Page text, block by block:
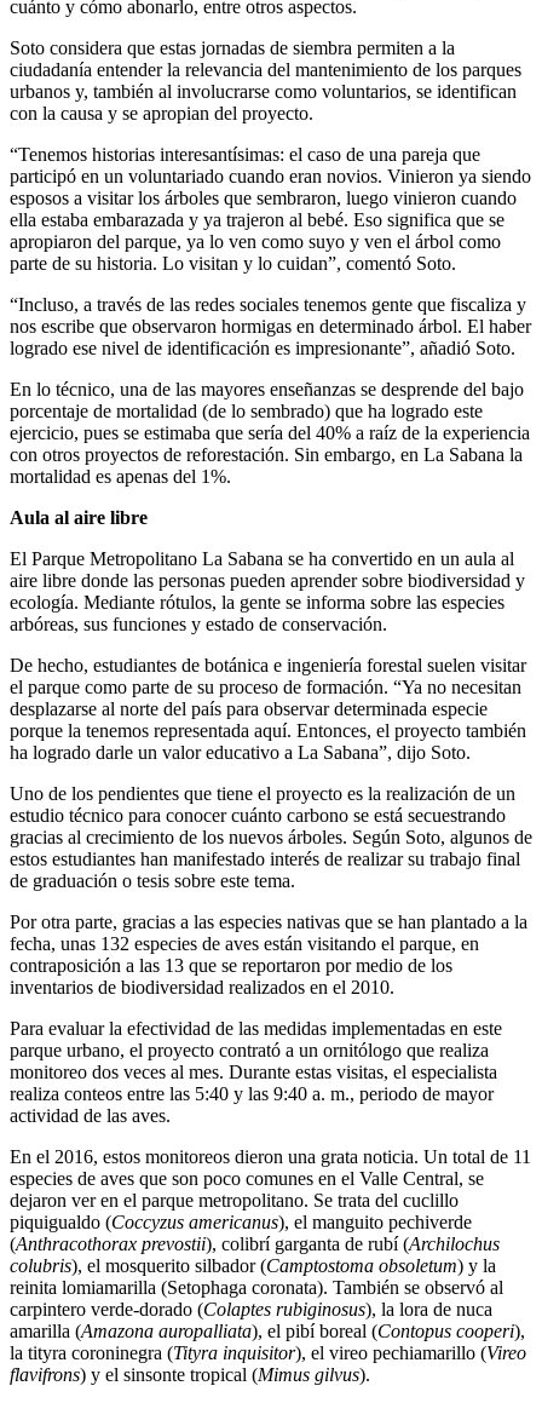
cuánto y cómo abonarlo, entre otros aspectos.
Soto considera que estas jornadas de siembra permiten a la
ciudadanía entender la relevancia del mantenimiento de los parques
urbanos y, también al involucrarse como voluntarios, se identifican
con la causa y se apropian del proyecto.
“Tenemos historias interesantísimas: el caso de una pareja que
participó en un voluntariado cuando eran novios. Vinieron ya siendo
esposos a visitar los árboles que sembraron, luego vinieron cuando
ella estaba embarazada y ya trajeron al bebé. Eso significa que se
apropiaron del parque, ya lo ven como suyo y ven el árbol como
parte de su historia. Lo visitan y lo cuidan”, comentó Soto.
“Incluso, a través de las redes sociales tenemos gente que fiscaliza y
nos escribe que observaron hormigas en determinado árbol. El haber
logrado ese nivel de identificación es impresionante”, añadió Soto.
En lo técnico, una de las mayores enseñanzas se desprende del bajo
porcentaje de mortalidad (de lo sembrado) que ha logrado este
ejercicio, pues se estimaba que sería del 40% a raíz de la experiencia
con otros proyectos de reforestación. Sin embargo, en La Sabana la
mortalidad es apenas del 1%.
Aula al aire libre
El Parque Metropolitano La Sabana se ha convertido en un aula al
aire libre donde las personas pueden aprender sobre biodiversidad y
ecología. Mediante rótulos, la gente se informa sobre las especies
arbóreas, sus funciones y estado de conservación.
De hecho, estudiantes de botánica e ingeniería forestal suelen visitar
el parque como parte de su proceso de formación. “Ya no necesitan
desplazarse al norte del país para observar determinada especie
porque la tenemos representada aquí. Entonces, el proyecto también
ha logrado darle un valor educativo a La Sabana”, dijo Soto.
Uno de los pendientes que tiene el proyecto es la realización de un
estudio técnico para conocer cuánto carbono se está secuestrando
gracias al crecimiento de los nuevos árboles. Según Soto, algunos de
estos estudiantes han manifestado interés de realizar su trabajo final
de graduación o tesis sobre este tema.
Por otra parte, gracias a las especies nativas que se han plantado a la
fecha, unas 132 especies de aves están visitando el parque, en
contraposición a las 13 que se reportaron por medio de los
inventarios de biodiversidad realizados en el 2010.
Para evaluar la efectividad de las medidas implementadas en este
parque urbano, el proyecto contrató a un ornitólogo que realiza
monitoreo dos veces al mes. Durante estas visitas, el especialista
realiza conteos entre las 5:40 y las 9:40 a. m., periodo de mayor
actividad de las aves.
En el 2016, estos monitoreos dieron una grata noticia. Un total de 11
especies de aves que son poco comunes en el Valle Central, se
dejaron ver en el parque metropolitano. Se trata del cuclillo
piquigualdo (Coccyzus americanus), el manguito pechiverde
(Anthracothorax prevostii), colibrí garganta de rubí (Archilochus
colubris), el mosquerito silbador (Camptostoma obsoletum) y la
reinita lomiamarilla (Setophaga coronata). También se observó al
carpintero verde-dorado (Colaptes rubiginosus), la lora de nuca
amarilla (Amazona auropalliata), el pibí boreal (Contopus cooperi),
la tityra coroninegra (Tityra inquisitor), el vireo pechiamarillo (Vireo
flavifrons) y el sinsonte tropical (Mimus gilvus).